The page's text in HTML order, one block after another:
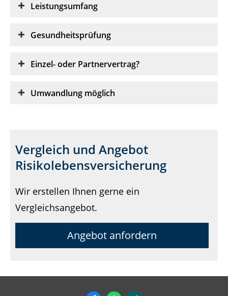
Leistungsumfang
Gesundheitsprüfung
Einzel- oder Partnervertrag?
Umwandlung möglich
Vergleich und Angebot
Risikolebensversicherung
Wir erstellen Ihnen gerne ein
Vergleichsangebot.
Angebot anfordern